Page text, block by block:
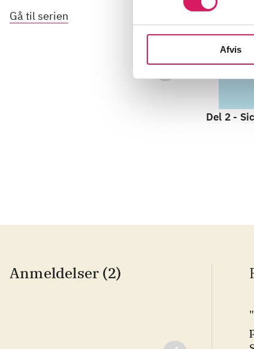
Afvis
Gå til serien
Del 2 -
Anmeldelser (2)